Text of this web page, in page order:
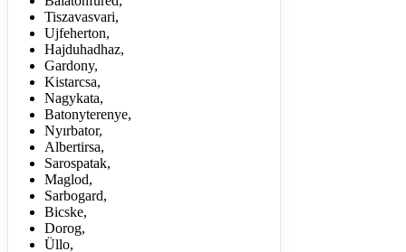
Tiszavasvari,
Ujfeherton,
Hajduhadhaz,
Gardony,
Kistarcsa,
Nagykata,
Batonyterenye,
Nyırbator,
Albertirsa,
Sarospatak,
Maglod,
Sarbogard,
Bicske,
Dorog,
Üllo,